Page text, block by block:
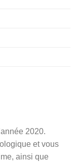
2020.
et vous
ainsi que